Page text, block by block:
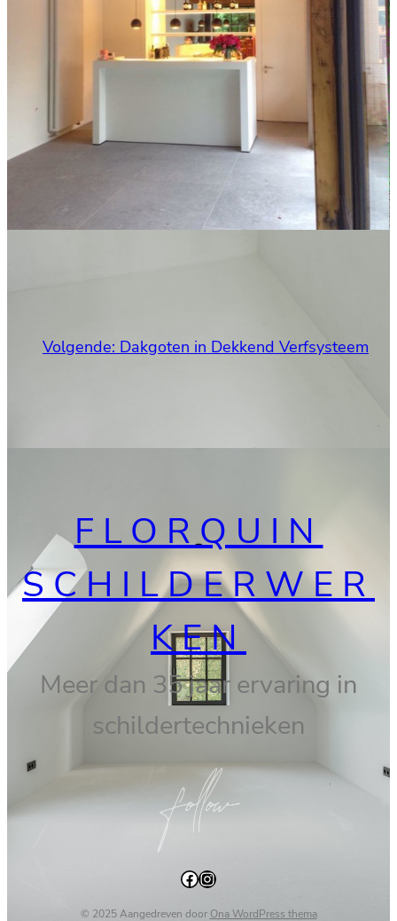
Volgende: Dakgoten in Dekkend Verfsysteem
FLORQUIN
SCHILDERWER
KEN
Meer dan 35 jaar ervaring in
schildertechnieken
Facebook Instagram
© 2025 Aangedreven door Ona WordPress thema